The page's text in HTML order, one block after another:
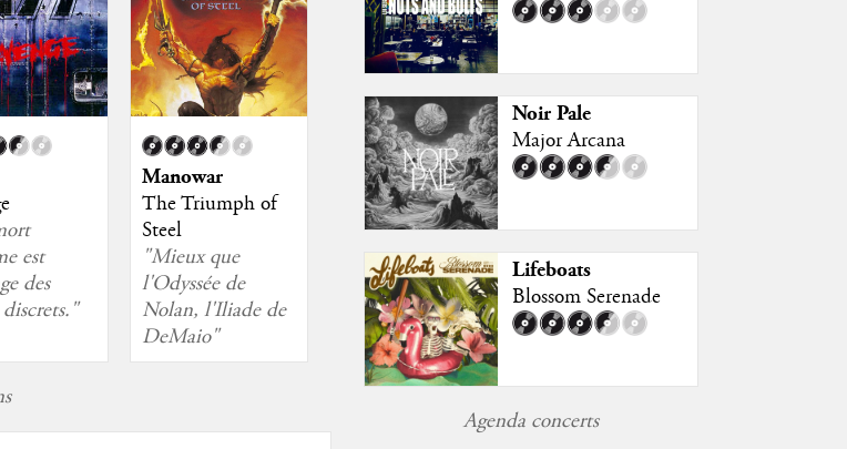
est
des
Manowar
The Triumph of
Steel
"Mieux que
l'Odyssée de
Nolan, l'Iliade de
DeMaio"
Noir Pale
Major Arcana
Lifeboats
Blossom Serenade
Agenda concerts